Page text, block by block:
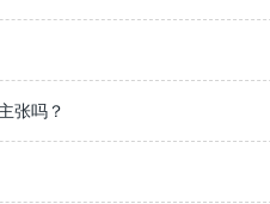
张吗？